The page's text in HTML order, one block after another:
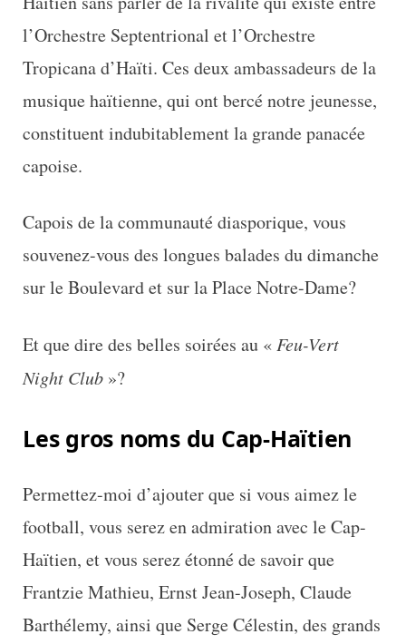
l’Orchestre Septentrional et l’Orchestre
Tropicana d’Haïti. Ces deux ambassadeurs de la
musique haïtienne, qui ont bercé notre jeunesse,
constituent indubitablement la grande panacée
capoise.
Capois de la communauté diasporique, vous
souvenez-vous des longues balades du dimanche
sur le Boulevard et sur la Place Notre-Dame?
Et que dire des belles soirées au « Feu-Vert
Night Club »?
Les gros noms du Cap-Haïtien
Permettez-moi d’ajouter que si vous aimez le
football, vous serez en admiration avec le Cap-
Haïtien, et vous serez étonné de savoir que
Frantzie Mathieu, Ernst Jean-Joseph, Claude
Barthélemy, ainsi que Serge Célestin, des grands